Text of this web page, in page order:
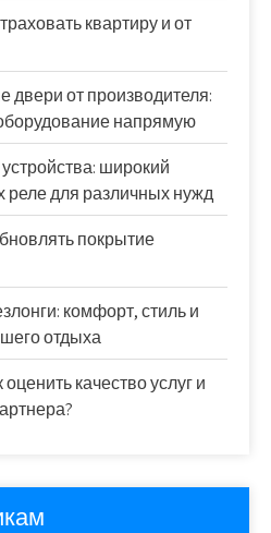
квартиру и от
от производителя:
напрямую
широкий
реле для различных нужд
покрытие
комфорт, стиль и
отдыха
качество услуг и